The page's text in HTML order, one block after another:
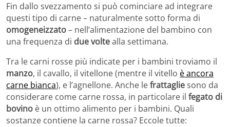
Fin dallo svezzamento si può cominciare ad integrare
questi tipo di carne – naturalmente sotto forma di
omogeneizzato– nell’alimentazione del bambino con
una frequenza di due voltealla settimana.
Tra le carni rosse più indicate per i bambini troviamo il
manzo, il cavallo, il vitellone (mentre il vitello è ancora
carne bianca), e l’agnellone. Anche lefrattagliesono da
considerare come carne rossa, in particolare il fegato di
bovino è un ottimo alimento per i bambini. Quali
sostanze contiene la carne rossa? Eccole tutte: